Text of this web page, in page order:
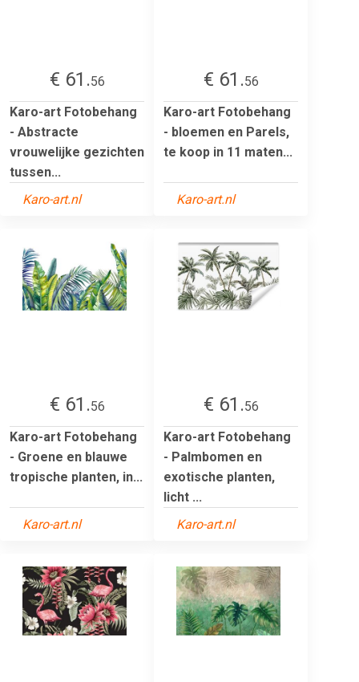
€ 61.56
Karo-art Fotobehang
- Abstracte
vrouwelijke gezichten
tussen...
Karo-art.nl
€ 61.56
Karo-art Fotobehang
- bloemen en Parels,
te koop in 11 maten...
Karo-art.nl
€ 61.56
Karo-art Fotobehang
- Groene en blauwe
tropische planten, in...
Karo-art.nl
€ 61.56
Karo-art Fotobehang
- Palmbomen en
exotische planten,
licht ...
Karo-art.nl